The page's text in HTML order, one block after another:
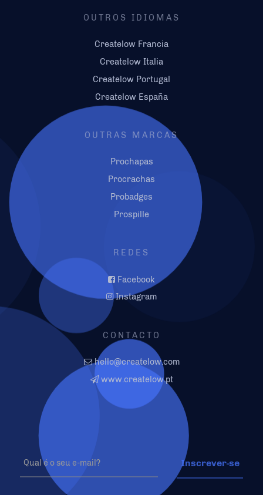
OUTROS IDIOMAS
Createlow Francia
Createlow Italia
Createlow Portugal
Createlow España
OUTRAS MARCAS
Prochapas
Procrachas
Probadges
Prospille
REDES
Facebook
Instagram
CONTACTO
hello@createlow.com
www.createlow.pt